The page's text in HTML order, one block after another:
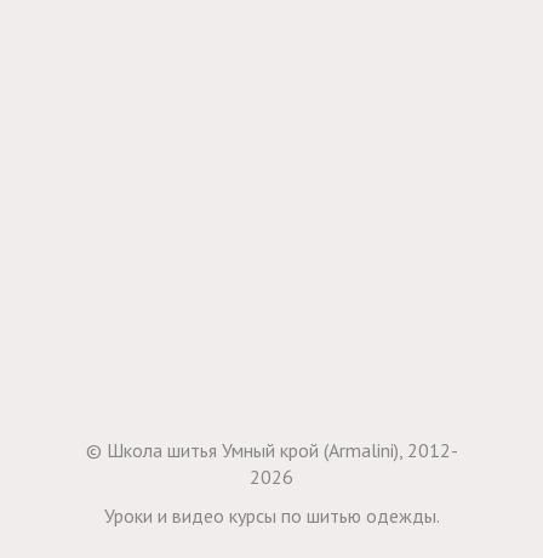
© Школа шитья Умный крой (Armalini), 2012-
2026
Уроки и видео курсы по шитью одежды.